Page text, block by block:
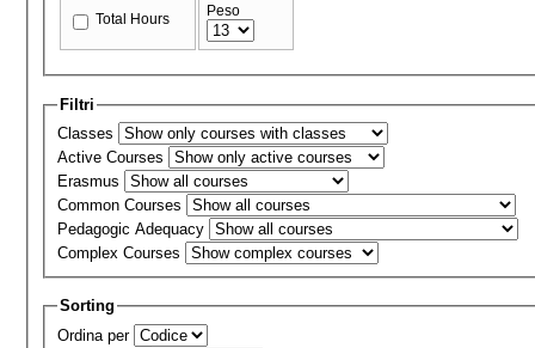
Total Hours Peso
Filtri
Classes
Active Courses
Erasmus
Common Courses
Pedagogic Adequacy
Complex Courses
Sorting
Ordina per